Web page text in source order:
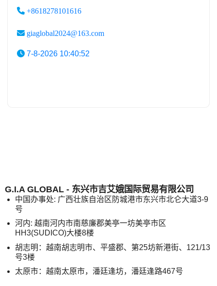
+8618278101616
giaglobal2024@163.com
7-8-2026 10:40:52
G.I.A GLOBAL - 东兴市吉艾娥国际贸易有限公司
中国办事处: 广西壮族自治区防城港市东兴市北仑大道3-9
号
河内: 越南河内市南慈廉郡美亭一坊美亭市区
HH3(SUDICO)大楼8楼
胡志明：越南胡志明市、平盛郡、第25坊新港街、121/13
号3楼
太原市：越南太原市，潘廷逢坊，潘廷逢路467号